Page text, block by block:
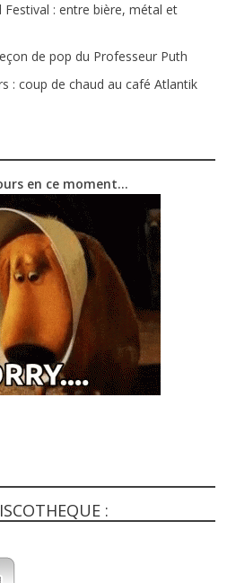
: entre bière, métal et
de pop du Professeur Puth
: coup de chaud au café Atlantik
en ce moment…
: